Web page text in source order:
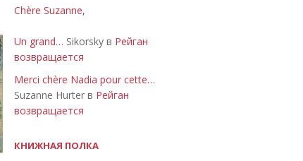
Chère Suzanne,
Un grand… Sikorsky в Рейган
возвращается
Merci chère Nadia pour cette…
Suzanne Hurter в Рейган
возвращается
КНИЖНАЯ ПОЛКА